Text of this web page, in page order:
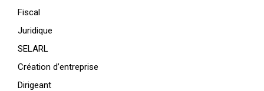
Fiscal
Juridique
SELARL
Création d’entreprise
Dirigeant